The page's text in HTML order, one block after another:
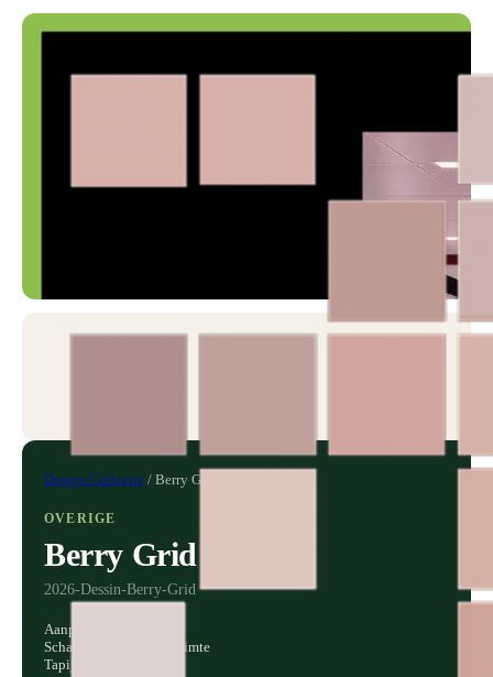
Design Collectie / Berry Grid
OVERIGE
Berry Grid
2026-Dessin-Berry-Grid
Aanpasbaar in kleur
Schaalbaar voor elke ruimte
Tapijt, vinyl en behang